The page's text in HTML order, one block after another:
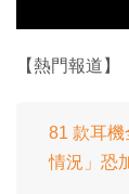
【熱門報道】
81 款耳
情況」恐